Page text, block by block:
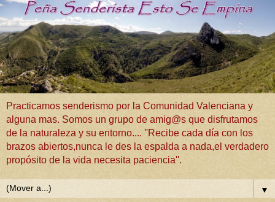
Practicamos senderismo por la Comunidad Valenciana y
alguna mas. Somos un grupo de amig@s que disfrutamos
de la naturaleza y su entorno.... ''Recibe cada día con los
brazos abiertos,nunca le des la espalda a nada,el verdadero
propósito de la vida necesita paciencia''.
▼